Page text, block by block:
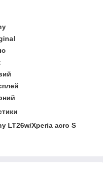
LT26w/Xperia acro S